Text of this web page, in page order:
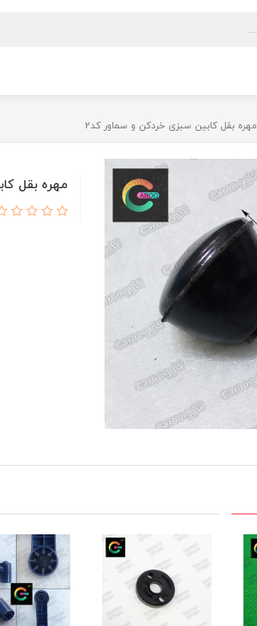
مهره بقل کابین سبزی خردکن و سماور کد2
مهره بقل